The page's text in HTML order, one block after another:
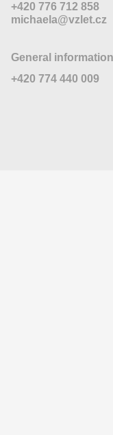
+420 776 712 858
michaela@vzlet.cz
General information
+420 774 440 009